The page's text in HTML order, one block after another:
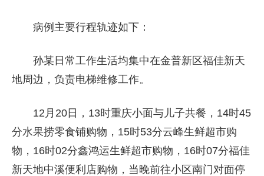
病例主要行程轨迹如下：
孙某日常工作生活均集中在金普新区福佳新天
地周边，负责电梯维修工作。
12月20日，13时重庆小面与儿子共餐，14时45
分水果捞零食铺购物，15时53分云峰生鲜超市购
物，16时02分鑫鸿运生鲜超市购物，16时07分福佳
新天地中溪便利店购物，当晚前往小区南门对面停